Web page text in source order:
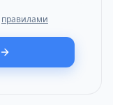
правилами